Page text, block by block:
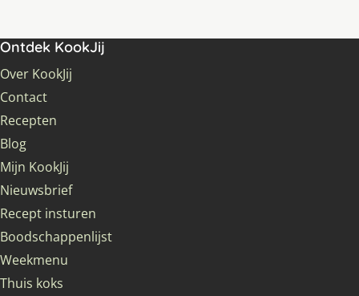
Ontdek KookJij
Over KookJij
Contact
Recepten
Blog
Mijn KookJij
Nieuwsbrief
Recept insturen
Boodschappenlijst
Weekmenu
Thuis koks